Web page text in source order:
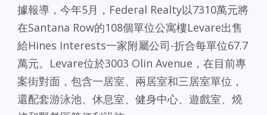
據報導，今年5月，Federal Realty以7310萬元將
在Santana Row的108個單位公寓樓Levare出售
給Hines Interests一家附屬公司-折合每單位67.7
萬元。Levare位於3003 Olin Avenue，在目前專
案街對面，包含一居室、兩居室和三居室單位，
還配套游泳池、休息室、健身中心、遊戲室、燒